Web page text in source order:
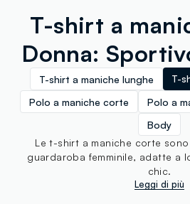
T-shirt a
Donna:
T-shirt a maniche lunghe
T-
Polo a maniche corte
Polo a
Body
Le t-shirt a maniche corte
guardaroba femminile, adatte a
chic.
Leggi di più